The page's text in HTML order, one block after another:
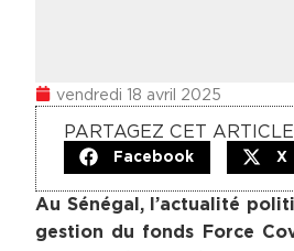
vendredi 18 avril 2025
PARTAGEZ CET
Facebook X
Au Sénégal, l’actualité
gestion du fonds Force